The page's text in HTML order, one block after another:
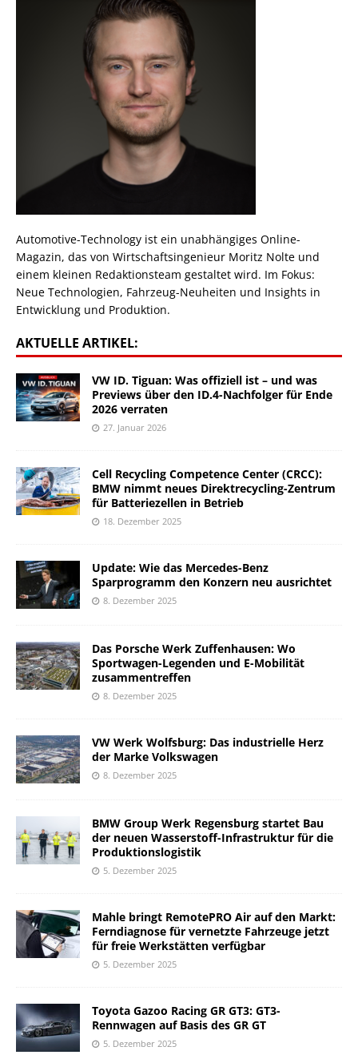
Automotive-Technology ist ein unabhängiges Online-
Magazin, das von Wirtschaftsingenieur Moritz Nolte und
einem kleinen Redaktionsteam gestaltet wird. Im Fokus:
Neue Technologien, Fahrzeug-Neuheiten und Insights in
Entwicklung und Produktion.
AKTUELLE ARTIKEL:
VW ID. Tiguan: Was offiziell ist – und was
Previews über den ID.4-Nachfolger für Ende
2026 verraten
27. Januar 2026
Cell Recycling Competence Center (CRCC):
BMW nimmt neues Direktrecycling-Zentrum
für Batteriezellen in Betrieb
18. Dezember 2025
Update: Wie das Mercedes-Benz
Sparprogramm den Konzern neu ausrichtet
8. Dezember 2025
Das Porsche Werk Zuffenhausen: Wo
Sportwagen-Legenden und E-Mobilität
zusammentreffen
8. Dezember 2025
VW Werk Wolfsburg: Das industrielle Herz
der Marke Volkswagen
8. Dezember 2025
BMW Group Werk Regensburg startet Bau
der neuen Wasserstoff-Infrastruktur für die
Produktionslogistik
5. Dezember 2025
Mahle bringt RemotePRO Air auf den Markt:
Ferndiagnose für vernetzte Fahrzeuge jetzt
für freie Werkstätten verfügbar
5. Dezember 2025
Toyota Gazoo Racing GR GT3: GT3-
Rennwagen auf Basis des GR GT
5. Dezember 2025